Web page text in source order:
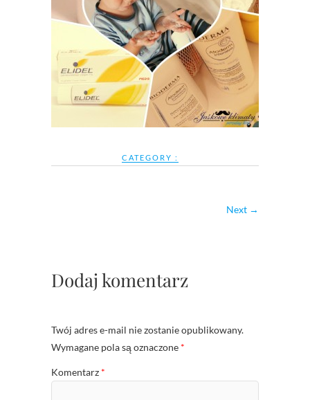
CATEGORY :
Next →
Dodaj komentarz
Twój adres e-mail nie zostanie opublikowany.
Wymagane pola są oznaczone *
Komentarz *